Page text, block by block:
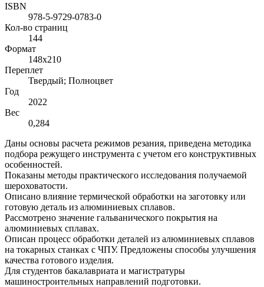
ISBN
978-5-9729-0783-0
Кол-во страниц
144
Формат
148х210
Переплет
Твердый; Полноцвет
Год
2022
Вес
0,284
Даны основы расчета режимов резания, приведена методика
подбора режущего инструмента с учетом его конструктивных
особенностей.
Показаны методы практического исследования получаемой
шероховатости.
Описано влияние термической обработки на заготовку или
готовую деталь из алюминиевых сплавов.
Рассмотрено значение гальванического покрытия на
алюминиевых сплавах.
Описан процесс обработки деталей из алюминиевых сплавов
на токарных станках с ЧПУ. Предложены способы улучшения
качества готового изделия.
Для студентов бакалавриата и магистратуры
машиностроительных направлений подготовки.